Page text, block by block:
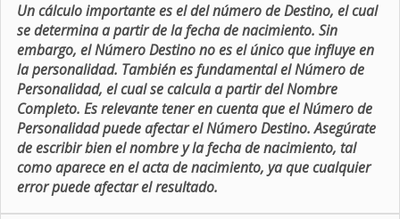
Un cálculo importante es el del número de Destino, el cual
se determina a partir de la fecha de nacimiento. Sin
embargo, el Número Destino no es el único que influye en
la personalidad. También es fundamental el Número de
Personalidad, el cual se calcula a partir del Nombre
Completo. Es relevante tener en cuenta que el Número de
Personalidad puede afectar el Número Destino. Asegúrate
de escribir bien el nombre y la fecha de nacimiento, tal
como aparece en el acta de nacimiento, ya que cualquier
error puede afectar el resultado.